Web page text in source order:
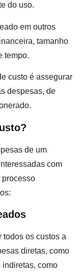
do uso.
em outros
tamanho
tempo.
custo é assegurar
despesas, de
de um
com
processo
todos os custos a
diretas, como
como